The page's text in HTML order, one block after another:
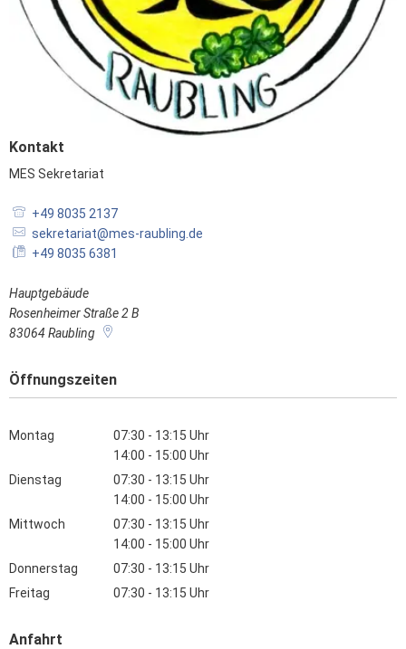
Kontakt
MES Sekretariat
+49 8035 2137
sekretariat@mes-raubling.de
+49 8035 6381
Hauptgebäude
Rosenheimer Straße 2 B
83064 Raubling
Öffnungszeiten
Montag 07:30 - 13:15 Uhr
Von 07:30 bis 13:15 Uhr
14:00 - 15:00 Uhr
Von 14:00 bis 15:00 Uhr
Dienstag 07:30 - 13:15 Uhr
Von 07:30 bis 13:15 Uhr
14:00 - 15:00 Uhr
Von 14:00 bis 15:00 Uhr
Mittwoch 07:30 - 13:15 Uhr
Von 07:30 bis 13:15 Uhr
14:00 - 15:00 Uhr
Von 14:00 bis 15:00 Uhr
Donnerstag 07:30 - 13:15 Uhr
Von 07:30 bis 13:15 Uhr
Freitag 07:30 - 13:15 Uhr
Anfahrt